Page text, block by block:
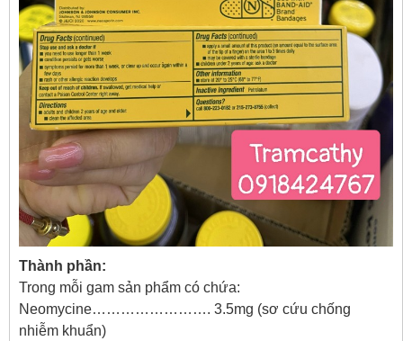
Thành phần:
Trong mỗi gam sản phẩm có chứa:
Neomycine……………………. 3.5mg (sơ cứu chống
nhiễm khuẩn)